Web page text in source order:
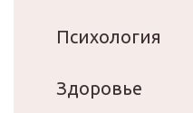
Психология
Здоровье